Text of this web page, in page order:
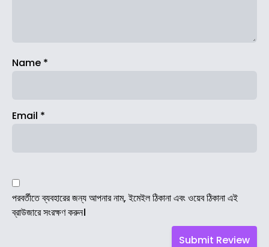
Name *
Email *
পরবর্তীতে ব্যবহারের জন্য আপনার নাম, ইমেইল ঠিকানা এবং ওয়েব ঠিকানা এই
ব্রাউজারে সংরক্ষণ করুন।